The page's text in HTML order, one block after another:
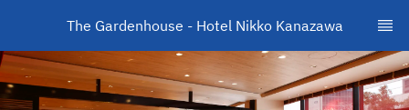
The Gardenhouse - Hotel Nikko Kanazawa